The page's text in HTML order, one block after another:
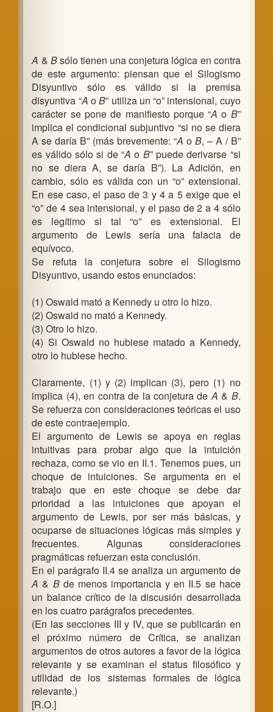
A & Bsólo tienen una conjetura lógica en contra
de este argumento: piensan que el Silogismo
Disyuntivo sólo es válido si la premisa
disyuntiva “A oB” utiliza un “o” intensional, cuyo
carácter se pone de manifiesto porque “A o B”
implica el condicional subjuntivo “si no se diera
A se daría B” (más brevemente: “A o B, – A / B”
es válido sólo si de “A o B” puede derivarse “si
no se diera A, se daría B”). La Adición, en
cambio, sólo es válida con un “o” extensional.
En ese caso, el paso de 3 y 4 a 5 exige que el
“o” de 4 sea intensional, y el paso de 2 a 4 sólo
es legítimo si tal “o” es extensional. El
argumento de Lewis sería una falacia de
equívoco.
Se refuta la conjetura sobre el Silogismo
Disyuntivo, usando estos enunciados:
(1) Oswald mató a Kennedy u otro lo hizo.
(2) Oswald no mató a Kennedy.
(3) Otro lo hizo.
(4) Si Oswald no hubiese matado a Kennedy,
otro lo hubiese hecho.
Claramente, (1) y (2) implican (3), pero (1) no
implica (4), en contra de la conjetura deA & B.
Se refuerza con consideraciones teóricas el uso
de este contraejemplo.
El argumento de Lewis se apoya en reglas
intuitivas para probar algo que la intuición
rechaza, como se vio en II.1. Tenemos pues, un
choque de intuiciones. Se argumenta en el
trabajo que en este choque se debe dar
prioridad a las intuiciones que apoyan el
argumento de Lewis, por ser más básicas, y
ocuparse de situaciones lógicas más simples y
frecuentes. Algunas consideraciones
pragmáticas refuerzan esta conclusión.
En el parágrafo II.4 se analiza un argumento de
A & Bde menos importancia y en II.5 se hace
un balance crítico de la discusión desarrollada
en los cuatro parágrafos precedentes.
(En las secciones III y IV, que se publicarán en
el próximo número de Crítica, se analizan
argumentos de otros autores a favor de la lógica
relevante y se examinan el status filosófico y
utilidad de los sistemas formales de lógica
relevante.)
[R.O.]